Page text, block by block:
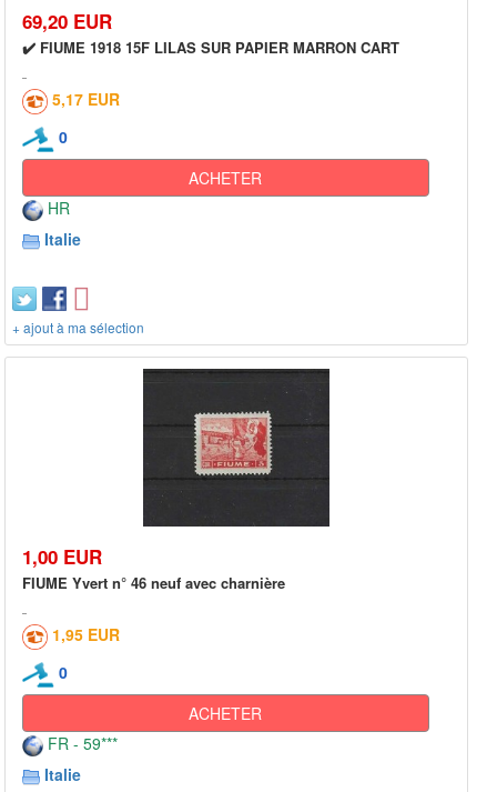
69,20 EUR
✔️ FIUME 1918 15F LILAS SUR PAPIER MARRON CART
5,17 EUR
0
ACHETER
HR
Italie
+ ajout à ma sélection
1,00 EUR
FIUME Yvert n° 46 neuf avec charnière
1,95 EUR
0
ACHETER
FR - 59***
Italie